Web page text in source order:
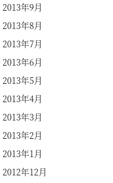
2013年9月
2013年8月
2013年7月
2013年6月
2013年5月
2013年4月
2013年3月
2013年2月
2013年1月
2012年12月